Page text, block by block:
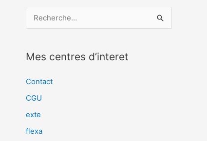
e
e
Mes centres d’interet
Contact
CGU
exte
flexa